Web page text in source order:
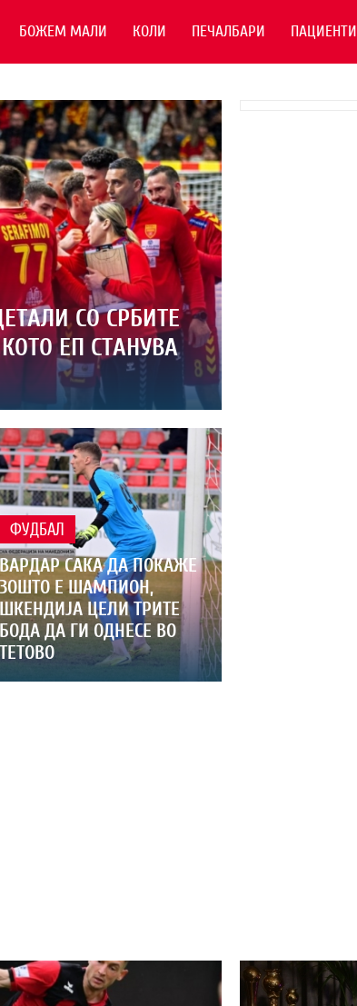
БОЖЕМ МАЛИ КОЛИ ПЕЧАЛБАРИ ПАЦИЕНТИ
СО СРБИТЕ
ЕП СТАНУВА
ФУДБАЛ
ВАРДАР САКА ДА ПОКАЖЕ
ЗОШТО Е ШАМПИОН,
ШКЕНДИЈА ЦЕЛИ ТРИТЕ
БОДА ДА ГИ ОДНЕСЕ ВО
ТЕТОВО